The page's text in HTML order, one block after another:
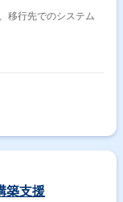
移行先でのシステム
築支援